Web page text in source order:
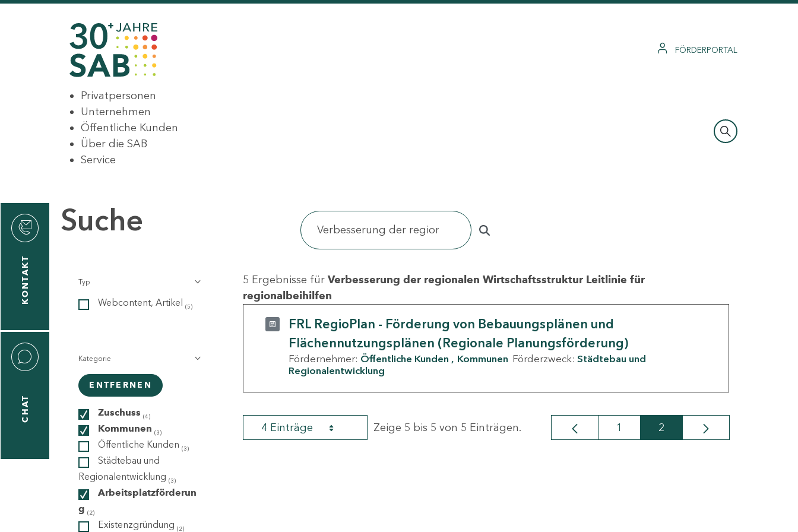
FÖRDERPORTAL
Privatpersonen
Unternehmen
Öffentliche Kunden
Über die SAB
Service
KONTAKT
CHAT
Suche
Typ
Webcontent, Artikel (5)
Kategorie
ENTFERNEN
Zuschuss (4)
Kommunen (3)
Öffentliche Kunden (3)
Städtebau und
Regionalentwicklung (3)
Arbeitsplatzförderun
g (2)
Existenzgründung (2)
5 Ergebnisse für Verbesserung der regionalen Wirtschaftsstruktur Leitlinie für
regionalbeihilfen
FRL RegioPlan - Förderung von Bebauungsplänen und
Flächennutzungsplänen (Regionale Planungsförderung)
Fördernehmer: Öffentliche Kunden Kommunen Förderzweck: Städtebau und
Regionalentwicklung
4 Einträge Zeige 5 bis 5 von 5 Einträgen. Seite
1 Seite
2